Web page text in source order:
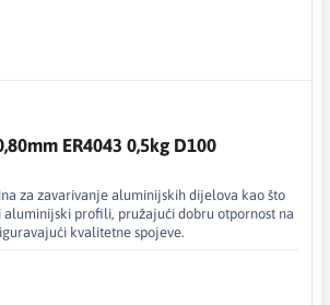
ER4043 0,5kg D100
za zavarivanje aluminijskih dijelova kao što
aluminijski profili, pružajući dobru otpornost na
kvalitetne spojeve.